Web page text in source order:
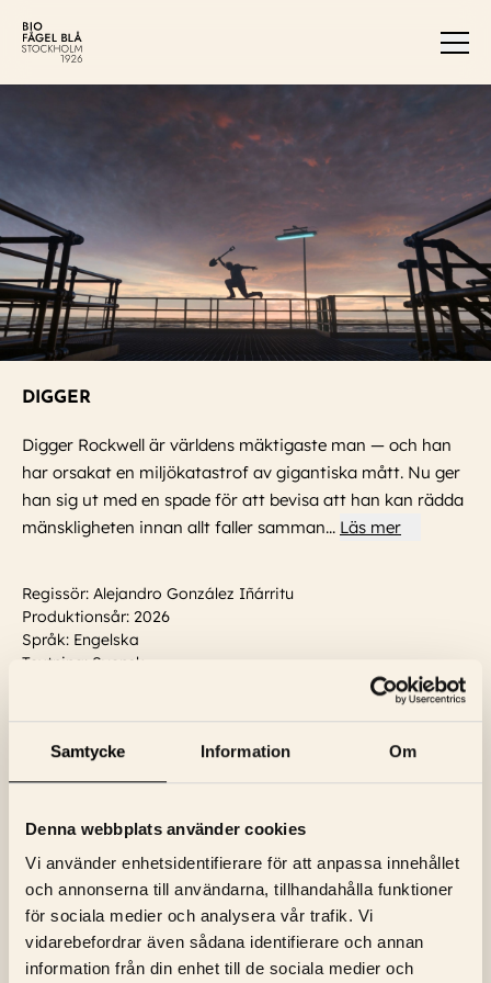
Samtycke Information Om
Denna webbplats använder cookies
Vi använder enhetsidentifierare för att anpassa innehållet
och annonserna till användarna, tillhandahålla funktioner
för sociala medier och analysera vår trafik. Vi
vidarebefordrar även sådana identifierare och annan
information från din enhet till de sociala medier och
DIGGER
Digger Rockwell är världens mäktigaste man — och han
har orsakat en miljökatastrof av gigantiska mått. Nu ger
han sig ut med en spade för att bevisa att han kan rädda
mänskligheten innan allt faller samman... Läs mer
Regissör: Alejandro González Iñárritu
Produktionsår: 2026
Språk: Engelska
Textning: Svensk
Pip Torrens, Jesse Plemons, Michael
Stuhlbarg, Burn Gorman, Tom Cruise, Robert John Burke,
Visa trailer